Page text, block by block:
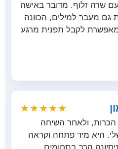
שרה זלוף. מדובר באישה
גם מעבר למילים, הכוונה
לקבל תפנית מרגע
★★★★★
הכרות, ולאחר השיחה
היא מיד פתחה וקראה